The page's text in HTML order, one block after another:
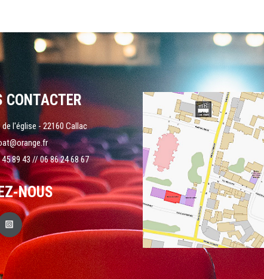
CONTACTER
de l'église - 22160 Callac
89 43 // 06 86 24 68 67
NOUS